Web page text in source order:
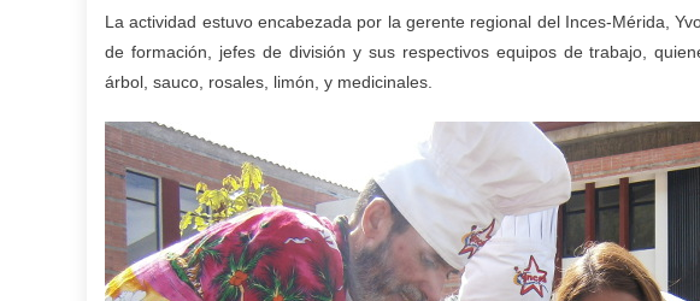
La actividad estuvo encabezada por la gerente regional del Inces-Mérida,
de formación, jefes de división y sus respectivos equipos de trabajo,
árbol, sauco, rosales, limón, y medicinales.